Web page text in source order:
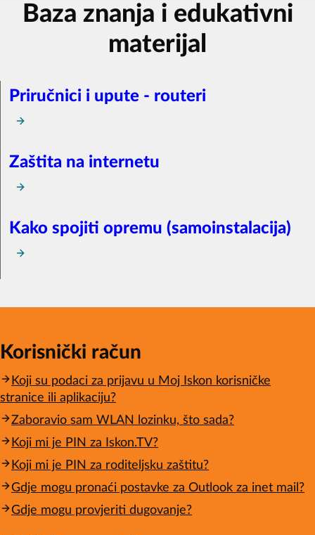
Baza znanja i edukativni
materijal
Priručnici i upute - routeri
Zaštita na internetu
Kako spojiti opremu (samoinstalacija)
Korisnički račun
Koji su podaci za prijavu u Moj Iskon korisničke
stranice ili aplikaciju?
Zaboravio sam WLAN lozinku, što sada?
Koji mi je PIN za Iskon.TV?
Koji mi je PIN za roditeljsku zaštitu?
Gdje mogu pronaći postavke za Outlook za inet mail?
Gdje mogu provjeriti dugovanje?